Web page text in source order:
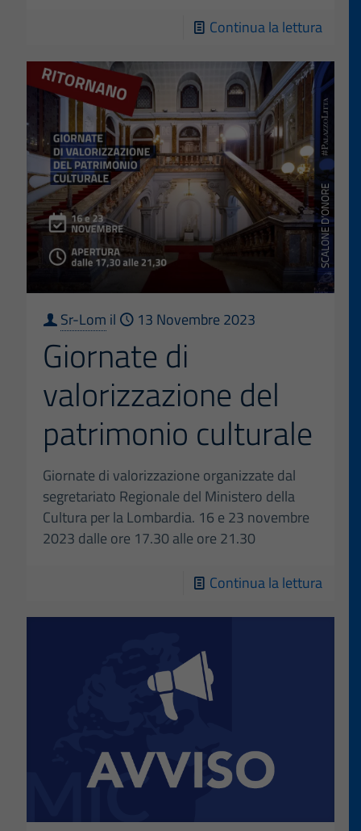
Continua la lettura-
per
alla
degli
di
Sr-Lom il 13 Novembre 2023
Giornate di
valorizzazione del
patrimonio culturale
Giornate di valorizzazione organizzate dal
segretariato Regionale del Ministero della
Cultura per la Lombardia. 16 e 23 novembre
2023 dalle ore 17.30 alle ore 21.30
Continua la lettura-